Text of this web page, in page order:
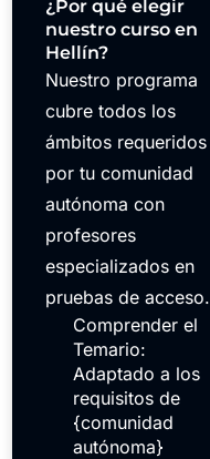
¿Por qué elegir
nuestro curso en
Hellín?
Nuestro programa
cubre todos los
ámbitos requeridos
por tu comunidad
autónoma con
profesores
especializados en
pruebas de acceso.
Comprender el
Temario:
Adaptado a los
requisitos de
{comunidad
autónoma}